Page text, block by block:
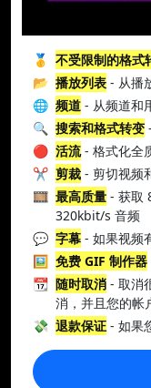
🥇 不受限制的格式
📂 播放列表 - 从播
🌐 频道 - 从频道和
🔍 搜索和格式转变
🔴 活流- 格式化全
✂️ 剪裁 - 剪切视频
🎞️ 最高质量 - 获取
320kbit/s 音频
💬 字幕 - 如果视频
🖼️ 免费 GIF 制作器
📆 随时取消 - 取消
消，并且您的帐
💸 退款保证 - 如果